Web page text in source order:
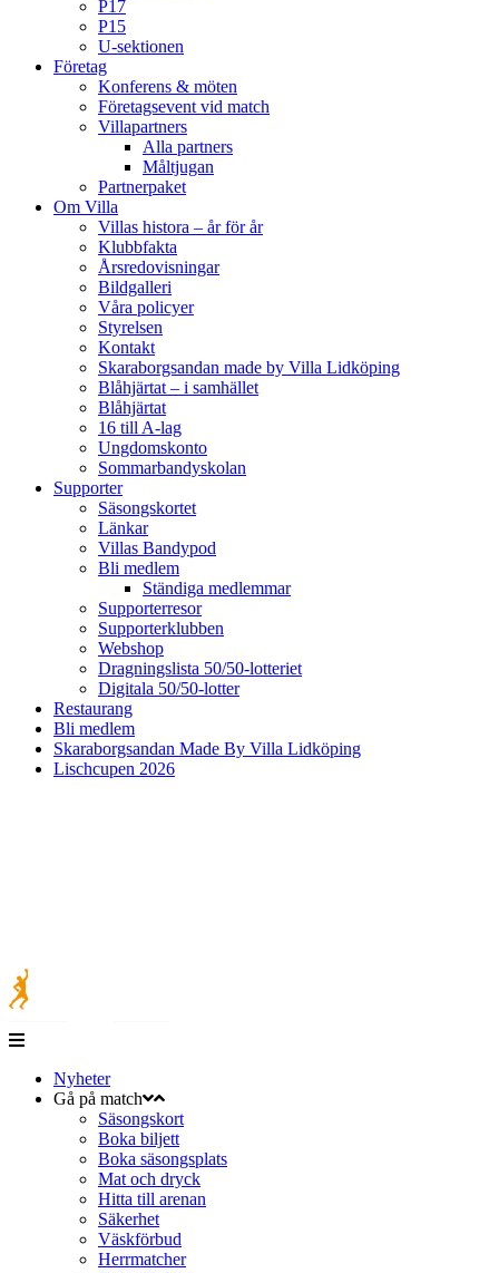
P17
P15
U-sektionen
Företag
Konferens & möten
Företagsevent vid match
Villapartners
Alla partners
Måltjugan
Partnerpaket
Om Villa
Villas histora – år för år
Klubbfakta
Årsredovisningar
Bildgalleri
Våra policyer
Styrelsen
Kontakt
Skaraborgsandan made by Villa Lidköping
Blåhjärtat – i samhället
Blåhjärtat
16 till A-lag
Ungdomskonto
Sommarbandyskolan
Supporter
Säsongskortet
Länkar
Villas Bandypod
Bli medlem
Ständiga medlemmar
Supporterresor
Supporterklubben
Webshop
Dragningslista 50/50-lotteriet
Digitala 50/50-lotter
Restaurang
Bli medlem
Skaraborgsandan Made By Villa Lidköping
Lischcupen 2026
Nyheter
Gå på match
Säsongskort
Boka biljett
Boka säsongsplats
Mat och dryck
Hitta till arenan
Säkerhet
Väskförbud
Herrmatcher